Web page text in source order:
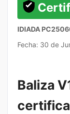
IDIADA
Fecha: 30 de
Baliza